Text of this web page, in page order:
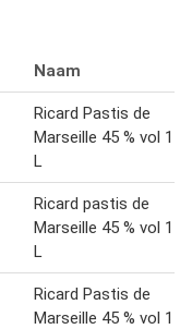
Naam
Ricard Pastis de
Marseille 45 % vol 1
L
Ricard pastis de
Marseille 45 % vol 1
L
Ricard Pastis de
Marseille 45 % vol 1